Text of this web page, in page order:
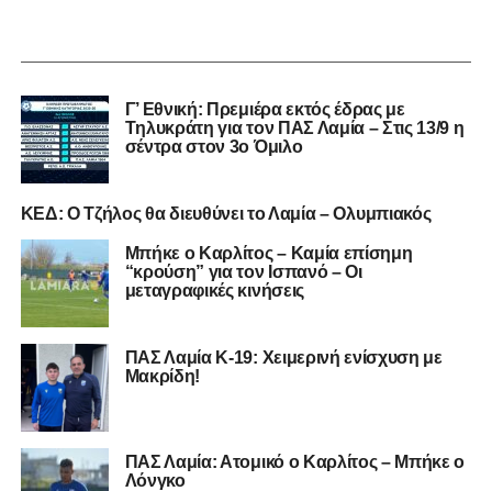
Γ’ Εθνική: Πρεμιέρα εκτός έδρας με
Tηλυκράτη για τον ΠΑΣ Λαμία – Στις 13/9 η
σέντρα στον 3ο Όμιλο
ΚΕΔ: Ο Τζήλος θα διευθύνει το Λαμία – Ολυμπιακός
Μπήκε ο Καρλίτος – Καμία επίσημη
“κρούση” για τον Ισπανό – Οι
μεταγραφικές κινήσεις
ΠΑΣ Λαμία Κ-19: Χειμερινή ενίσχυση με
Μακρίδη!
ΠΑΣ Λαμία: Ατομικό ο Καρλίτος – Μπήκε ο
Λόνγκο